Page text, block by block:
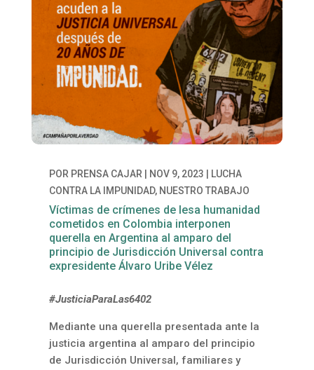
POR PRENSA CAJAR NOV 9, 2023
LUCHA
CONTRA LA IMPUNIDAD, NUESTRO TRABAJO
Víctimas de crímenes de lesa humanidad
cometidos en Colombia interponen
querella en Argentina al amparo del
principio de Jurisdicción Universal contra
expresidente Álvaro Uribe Vélez
#JusticiaParaLas6402
Mediante una querella presentada ante la
justicia argentina al amparo del principio
de Jurisdicción Universal, familiares y